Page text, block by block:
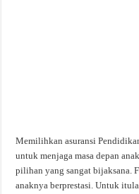
Memilihkan asuransi
untuk menjaga masa depan
pilihan yang sangat bijaksana.
anaknya berprestasi. Untuk